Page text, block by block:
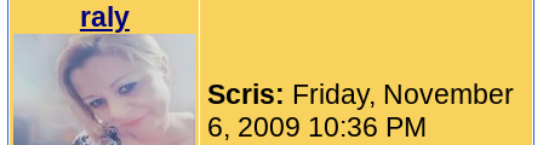
raly
Scris: Friday, November
6, 2009 10:36 PM